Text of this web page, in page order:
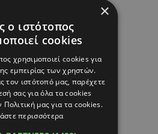
×
ο ιστότοπος
cookies
χρησιμοποιεί cookies για
εμπειρίας των χρηστών.
τον ιστότοπό μας, παρέχετε
σας για όλα τα cookies
μας για τα cookies.
περισσότερα